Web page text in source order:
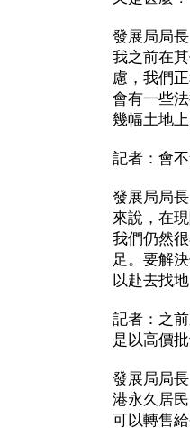
發展局局
我之前在
慮，我們
會有一些
幾幅土地
記者：會
發展局局
來說，在
我們仍然
足。要解
以赴去找
記者：之
是以高價
發展局局
港永久居
可以轉售